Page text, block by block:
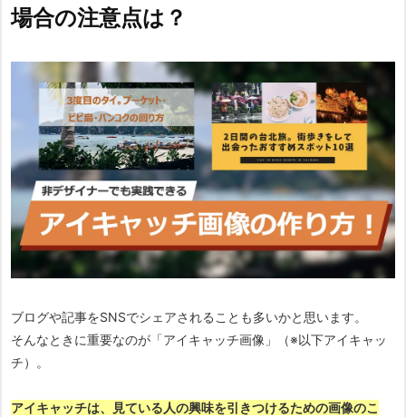
場合の注意点は？
ブログや記事をSNSでシェアされることも多いかと思います。
そんなときに重要なのが「アイキャッチ画像」（※以下アイキャッ
チ）。
アイキャッチは、見ている人の興味を引きつけるための画像のこ